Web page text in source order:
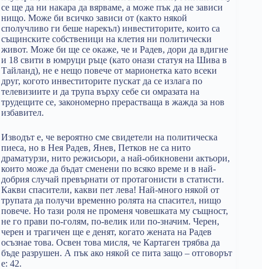
се ще да ни накара да вярваме, а може пък да не зависи
нищо. Може би всичко зависи от (както някой
сполучливо ги беше нарекъл) инвеститорите, които са
същинските собственици на клетия ни политически
живот. Може би ще се окаже, че и Радев, дори да вдигне
и 18 свити в юмруци ръце (като онази статуя на Шива в
Тайланд), не е нещо повече от марионетка като всеки
друг, когото инвеститорите пускат да се излага по
телевизиите и да трупа върху себе си омразата на
трудещите се, закономерно прерастваща в жажда за нов
избавител.
Изводът е, че вероятно сме свидетели на политическа
пиеса, но в Нея Радев, Янев, Петков не са нито
драматурзи, нито режисьори, а най-обикновени актьори,
които може да бъдат сменени по всяко време и в най-
добрия случай превърнати от протагонисти в статисти.
Какви спасители, какви пет лева! Най-много някой от
трупата да получи временно ролята на спасител, нищо
повече. Но тази роля не променя човешката му същност,
не го прави по-голям, по-велик или по-значим. Черен,
черен и трагичен ще е денят, когато жената на Радев
осъзнае това. Освен това мисля, че Картаген трябва да
бъде разрушен. А пък ако някой се пита защо – отговорът
е: 42.